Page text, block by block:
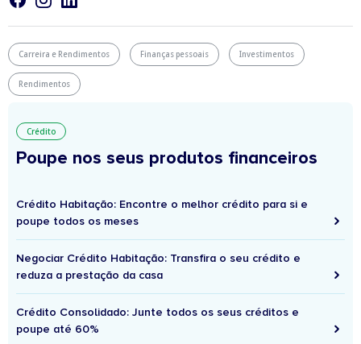
Carreira e Rendimentos Finanças pessoais Investimentos
Rendimentos
Crédito
Poupe nos seus produtos financeiros
Crédito Habitação: Encontre o melhor crédito para si e
poupe todos os meses
Negociar Crédito Habitação: Transfira o seu crédito e
reduza a prestação da casa
Crédito Consolidado: Junte todos os seus créditos e
poupe até 60%